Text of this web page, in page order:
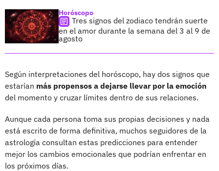
Horóscopo
Tres signos del zodiaco tendrán suerte
en el amor durante la semana del 3 al 9 de
agosto
Según interpretaciones del horóscopo, hay dos signos que
estarían más propensos a dejarse llevar por la emoción
del momento y cruzar límites dentro de sus relaciones.
Aunque cada persona toma sus propias decisiones y nada
está escrito de forma definitiva, muchos seguidores de la
astrología consultan estas predicciones para entender
mejor los cambios emocionales que podrían enfrentar en
los próximos días.